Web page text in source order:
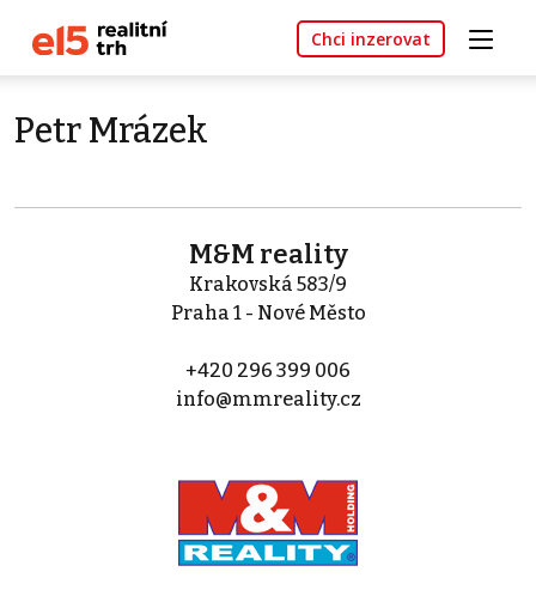
Chci inzerovat
Petr Mrázek
M&M reality
Krakovská 583/9
Praha 1 - Nové Město
+420 296 399 006
info@mmreality.cz